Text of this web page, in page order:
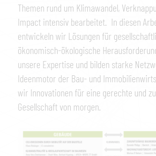
Themen rund um Klimawandel,
Impact intensiv bearbeitet. In diesen
entwickeln wir Lösungen für
ökonomisch-ökologische
unsere Expertise und bilden starke
Ideenmotor der Bau- und
wir Innovationen für eine gerechte und
Gesellschaft von morgen.